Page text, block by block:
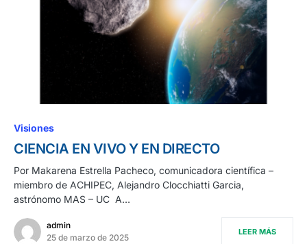
Visiones
CIENCIA EN VIVO Y EN DIRECTO
Por Makarena Estrella Pacheco, comunicadora científica –
miembro de ACHIPEC, Alejandro Clocchiatti Garcia,
astrónomo MAS – UC A…
admin
25 de marzo de 2025
LEER MÁS